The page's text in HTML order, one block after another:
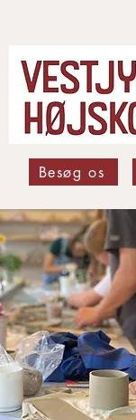
Besøg os